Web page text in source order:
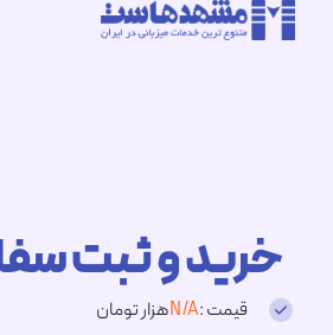
خرید و ثبت
قیمت :N/Aهزار تومان